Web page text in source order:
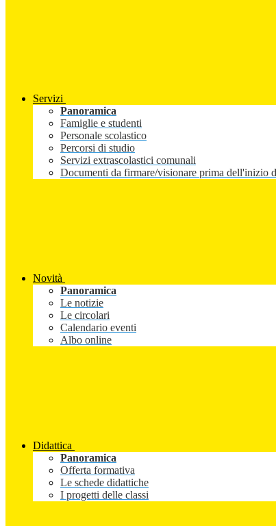
Servizi
Panoramica
Famiglie e studenti
Personale scolastico
Percorsi di studio
Servizi extrascolastici comunali
Documenti da firmare/visionare prima dell'inizio
Novità
Panoramica
Le notizie
Le circolari
Calendario eventi
Albo online
Didattica
Panoramica
Offerta formativa
Le schede didattiche
I progetti delle classi